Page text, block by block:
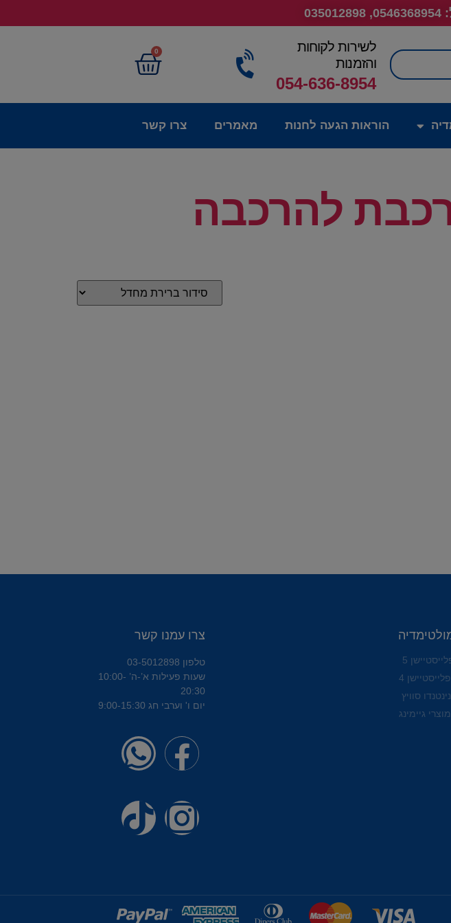
חיפוש
לשירות לקוחות
והזמנות
054-636-8954
0
הוראות הגעה לחנות מאמרים צרו קשר
להרכבה
5
פלייסטיישן 4
נינטנדו סוויץ
מוצרי גיימינג
צרו עמנו קשר
טלפון 03-5012898
שעות פעילות א’-ה’ 10:00-
20:30
יום ו' וערבי חג 9:00-15:30